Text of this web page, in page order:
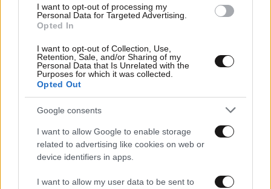
I want to opt-out of processing my
Personal Data for Targeted Advertising.
Opted In
I want to opt-out of Collection, Use,
Retention, Sale, and/or Sharing of my
Personal Data that Is Unrelated with the
Purposes for which it was collected.
Opted Out
Google consents
I want to allow Google to enable storage
related to advertising like cookies on web or
device identifiers in apps.
I want to allow my user data to be sent to
28·07·2020 16:09
Στέφανου Χίου